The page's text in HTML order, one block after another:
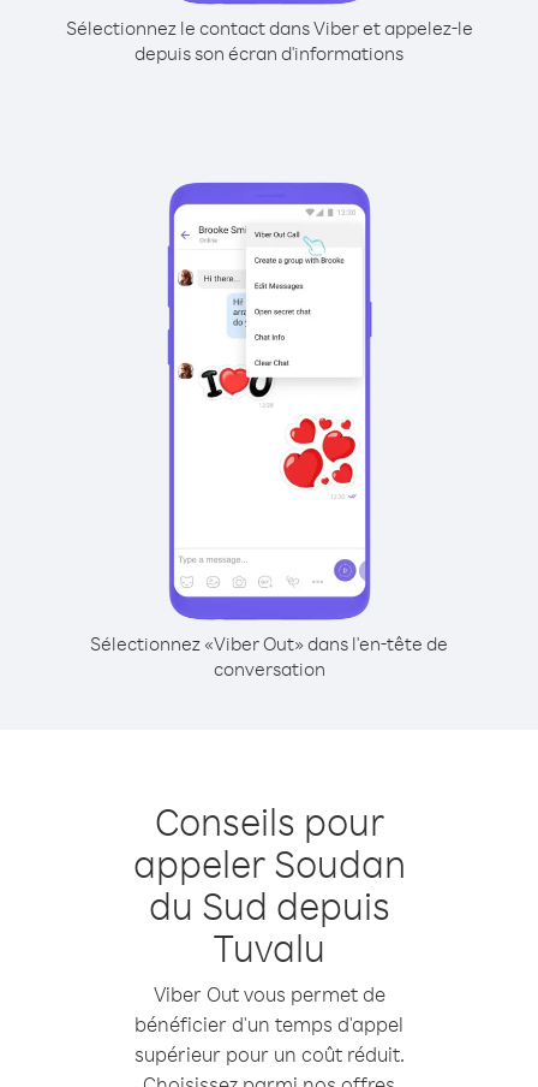
Sélectionnez le contact dans Viber et appelez-le
depuis son écran d'informations
Sélectionnez «Viber Out» dans l'en-tête de
conversation
Conseils pour
appeler Soudan
du Sud depuis
Tuvalu
Viber Out vous permet de
bénéficier d'un temps d'appel
supérieur pour un coût réduit.